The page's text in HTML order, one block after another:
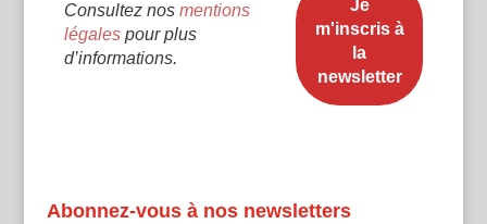
Consultez nos mentions
légalespour plus
d’informations.
Abonnez-vous à nos newsletters